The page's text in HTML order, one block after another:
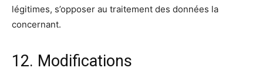
légitimes, s’opposer au traitement des données la
concernant.
12. Modifications